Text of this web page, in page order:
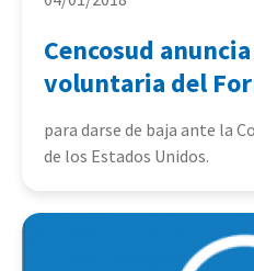
Cencosud
voluntaria del
para darse de baja ante la
de los Estados Unidos.